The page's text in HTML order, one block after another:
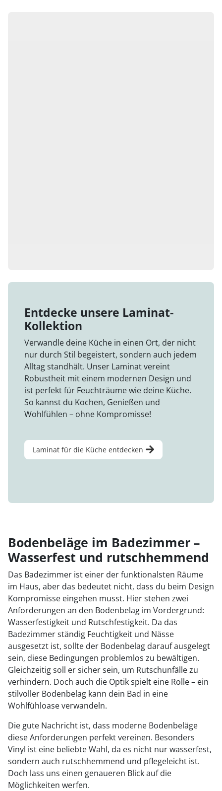
Entdecke unsere Laminat-
Kollektion
Verwandle deine Küche in einen Ort, der nicht
nur durch Stil begeistert, sondern auch jedem
Alltag standhält. Unser Laminat vereint
Robustheit mit einem modernen Design und
ist perfekt für Feuchträume wie deine Küche.
So kannst du Kochen, Genießen und
Wohlfühlen – ohne Kompromisse!
Laminat für die Küche entdecken
Bodenbeläge im Badezimmer –
Wasserfest und rutschhemmend
Das Badezimmer ist einer der funktionalsten Räume
im Haus, aber das bedeutet nicht, dass du beim Design
Kompromisse eingehen musst. Hier stehen zwei
Anforderungen an den Bodenbelag im Vordergrund:
Wasserfestigkeit und Rutschfestigkeit. Da das
Badezimmer ständig Feuchtigkeit und Nässe
ausgesetzt ist, sollte der Bodenbelag darauf ausgelegt
sein, diese Bedingungen problemlos zu bewältigen.
Gleichzeitig soll er sicher sein, um Rutschunfälle zu
verhindern. Doch auch die Optik spielt eine Rolle – ein
stilvoller Bodenbelag kann dein Bad in eine
Wohlfühloase verwandeln.
Die gute Nachricht ist, dass moderne Bodenbeläge
diese Anforderungen perfekt vereinen. Besonders
Vinyl ist eine beliebte Wahl, da es nicht nur wasserfest,
sondern auch rutschhemmend und pflegeleicht ist.
Doch lass uns einen genaueren Blick auf die
Möglichkeiten werfen.